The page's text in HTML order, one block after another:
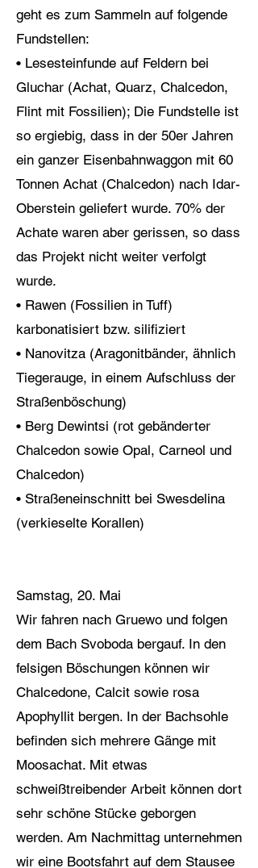
geht es zum Sammeln auf folgende
Fundstellen:
• Lesesteinfunde auf Feldern bei
Gluchar (Achat, Quarz, Chalcedon,
Flint mit Fossilien); Die Fundstelle ist
so ergiebig, dass in der 50er Jahren
ein ganzer Eisenbahnwaggon mit 60
Tonnen Achat (Chalcedon) nach Idar-
Oberstein geliefert wurde. 70% der
Achate waren aber gerissen, so dass
das Projekt nicht weiter verfolgt
wurde.
• Rawen (Fossilien in Tuff)
karbonatisiert bzw. silifiziert
• Nanovitza (Aragonitbänder, ähnlich
Tiegerauge, in einem Aufschluss der
Straßenböschung)
• Berg Dewintsi (rot gebänderter
Chalcedon sowie Opal, Carneol und
Chalcedon)
• Straßeneinschnitt bei Swesdelina
(verkieselte Korallen)
Samstag, 20. Mai
Wir fahren nach Gruewo und folgen
dem Bach Svoboda bergauf. In den
felsigen Böschungen können wir
Chalcedone, Calcit sowie rosa
Apophyllit bergen. In der Bachsohle
befinden sich mehrere Gänge mit
Moosachat. Mit etwas
schweißtreibender Arbeit können dort
sehr schöne Stücke geborgen
werden. Am Nachmittag unternehmen
wir eine Bootsfahrt auf dem Stausee